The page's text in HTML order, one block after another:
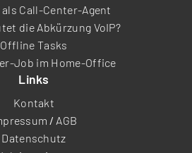
Call-Center-Agent
die Abkürzung VoIP?
Offline Tasks
Job im Home-Office
Links
Kontakt
/ AGB
Datenschutz